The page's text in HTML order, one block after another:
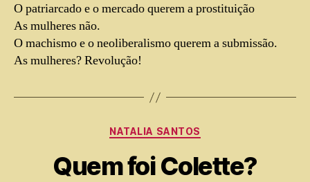
O patriarcado e o mercado querem a prostituição
As mulheres não.
O machismo e o neoliberalismo querem a submissão.
As mulheres? Revolução!
NATALIA SANTOS
Quem foi Colette?